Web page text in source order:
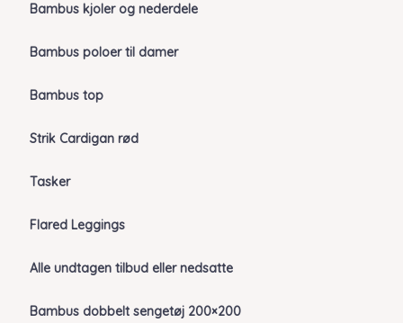
Bambus kjoler og nederdele
Bambus poloer til damer
Bambus top
Strik Cardigan rød
Tasker
Flared Leggings
Alle undtagen tilbud eller nedsatte
Bambus dobbelt sengetøj 200×200